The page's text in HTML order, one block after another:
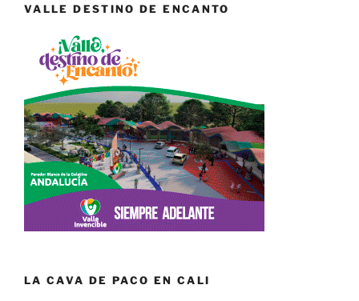
VALLE DESTINO DE ENCANTO
LA CAVA DE PACO EN CALI